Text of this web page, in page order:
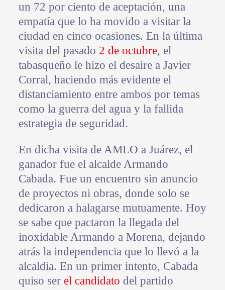
un 72 por ciento de aceptación, una
empatía que lo ha movido a visitar la
ciudad en cinco ocasiones. En la última
visita del pasado 2 de octubre, el
tabasqueño le hizo el desaire a Javier
Corral, haciendo más evidente el
distanciamiento entre ambos por temas
como la guerra del agua y la fallida
estrategia de seguridad.
En dicha visita de AMLO a Juárez, el
ganador fue el alcalde Armando
Cabada. Fue un encuentro sin anuncio
de proyectos ni obras, donde solo se
dedicaron a halagarse mutuamente. Hoy
se sabe que pactaron la llegada del
inoxidable Armando a Morena, dejando
atrás la independencia que lo llevó a la
alcaldía. En un primer intento, Cabada
quiso ser el candidato del partido